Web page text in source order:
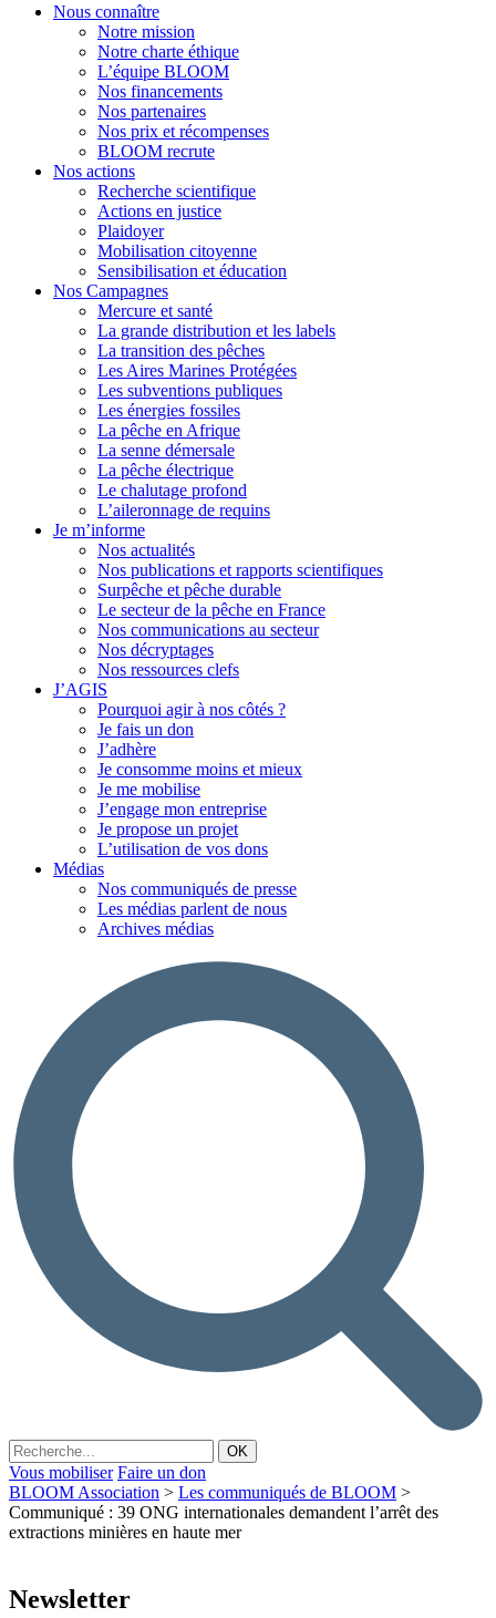
Nous connaître
Notre mission
Notre charte éthique
L’équipe BLOOM
Nos financements
Nos partenaires
Nos prix et récompenses
BLOOM recrute
Nos actions
Recherche scientifique
Actions en justice
Plaidoyer
Mobilisation citoyenne
Sensibilisation et éducation
Nos Campagnes
Mercure et santé
La grande distribution et les labels
La transition des pêches
Les Aires Marines Protégées
Les subventions publiques
Les énergies fossiles
La pêche en Afrique
La senne démersale
La pêche électrique
Le chalutage profond
L’aileronnage de requins
Je m’informe
Nos actualités
Nos publications et rapports scientifiques
Surpêche et pêche durable
Le secteur de la pêche en France
Nos communications au secteur
Nos décryptages
Nos ressources clefs
J’AGIS
Pourquoi agir à nos côtés ?
Je fais un don
J’adhère
Je consomme moins et mieux
Je me mobilise
J’engage mon entreprise
Je propose un projet
L’utilisation de vos dons
Médias
Nos communiqués de presse
Les médias parlent de nous
Archives médias
Vous mobiliser Faire un don
BLOOM Association > Les communiqués de BLOOM >
Communiqué : 39 ONG internationales demandent l’arrêt des
extractions minières en haute mer
Newsletter